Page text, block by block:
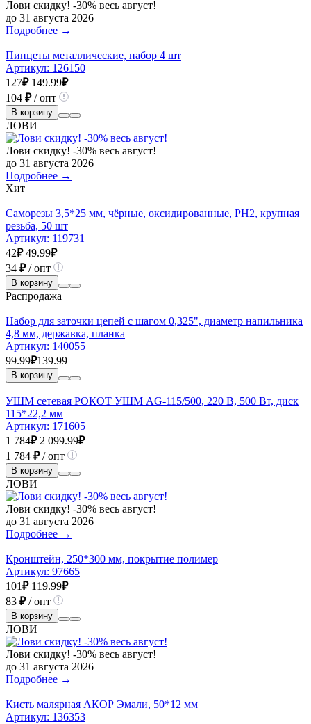
Лови скидку! -30% весь август!
до 31 августа 2026
Подробнее →
Пинцеты металлические, набор 4 шт
Артикул: 126150
127₽ 149.99₽
104 ₽/ опт
В корзину
ЛОВИ
Лови скидку! -30% весь август!
до 31 августа 2026
Подробнее →
Хит
Саморезы 3,5*25 мм, чёрные, оксидированные, РН2, крупная
резьба, 50 шт
Артикул: 119731
42₽ 49.99₽
34 ₽/ опт
В корзину
Распродажа
Набор для заточки цепей с шагом 0,325", диаметр напильника
4,8 мм, державка, планка
Артикул: 140055
99.99₽139.99
В корзину
УШМ сетевая РОКОТ УШМ AG-115/500, 220 В, 500 Вт, диск
115*22,2 мм
Артикул: 171605
1 784₽ 2 099.99₽
1 784 ₽/ опт
В корзину
ЛОВИ
Лови скидку! -30% весь август!
до 31 августа 2026
Подробнее →
Кронштейн, 250*300 мм, покрытие полимер
Артикул: 97665
101₽ 119.99₽
83 ₽/ опт
В корзину
ЛОВИ
Лови скидку! -30% весь август!
до 31 августа 2026
Подробнее →
Кисть малярная АКОР Эмали, 50*12 мм
Артикул: 136353